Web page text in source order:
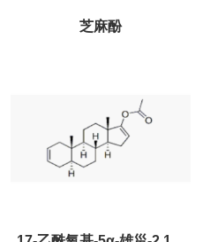
芝麻酚